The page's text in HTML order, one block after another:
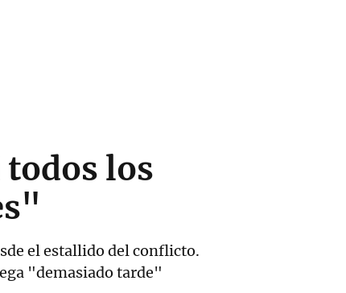
los
el estallido del conflicto.
"demasiado tarde"